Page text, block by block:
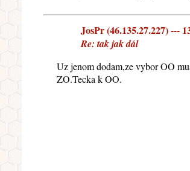
JosPr (46.135.27.227) ---
Re: tak jak dál
Uz jenom dodam,ze vybor OO
ZO.Tecka k OO.